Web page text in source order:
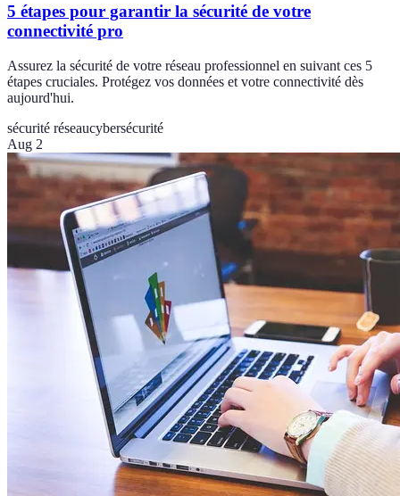
5 étapes pour garantir la sécurité de votre
connectivité pro
Assurez la sécurité de votre réseau professionnel en suivant ces 5
étapes cruciales. Protégez vos données et votre connectivité dès
aujourd'hui.
sécurité réseaucybersécurité
Aug 2